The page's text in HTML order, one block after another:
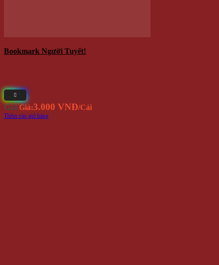
Bookmark Người Tuyết!
GiáGiá:3.000 VNĐ/Cái
Thêm vào giỏ hàng